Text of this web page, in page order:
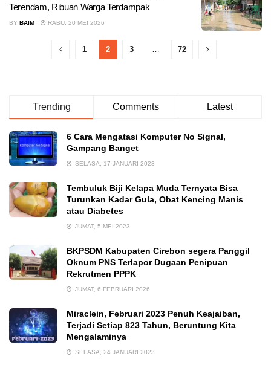
Terendam, Ribuan Warga Terdampak
BY BAIM RABU, 20 MEI 2026
1 2 3 … 72
Trending Comments Latest
6 Cara Mengatasi Komputer No Signal,
Gampang Banget
SELASA, 17 JANUARI 2023
Tembuluk Biji Kelapa Muda Ternyata Bisa
Turunkan Kadar Gula, Obat Kencing Manis
atau Diabetes
JUMAT, 5 MEI 2023
BKPSDM Kabupaten Cirebon segera Panggil
Oknum PNS Terlapor Dugaan Penipuan
Rekrutmen PPPK
JUMAT, 6 FEBRUARI 2026
Miraclein, Februari 2023 Penuh Keajaiban,
Terjadi Setiap 823 Tahun, Beruntung Kita
Mengalaminya
SELASA, 24 JANUARI 2023